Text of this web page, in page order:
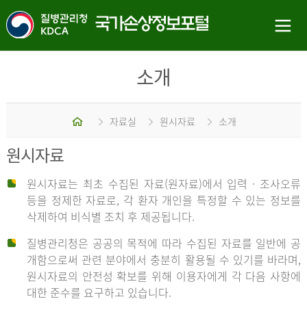
소개
홈 자료실 원시자료 소개
원시자료
원시자료는 최초 수집된 자료(원자료)에서 입력 · 조사오류
등을 정제한 자료로, 각 환자 개인을 특정할 수 있는 정보를
삭제하여 비식별 조치 후 제공됩니다.
질병관리청은 공공의 목적에 따라 수집된 자료를 일반에 공
개함으로써 관련 분야에서 충분히 활용될 수 있기를 바라며,
원시자료의 안전성 확보를 위해 이용자에게 각 다음 사항에
대한 준수를 요구하고 있습니다.